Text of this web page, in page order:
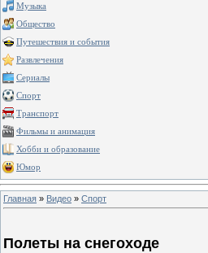
Музыка
Общество
Путешествия и события
Развлечения
Сериалы
Спорт
Транспорт
Фильмы и анимация
Хобби и образование
Юмор
Главная » Видео » Спорт
Полеты на снегоходе